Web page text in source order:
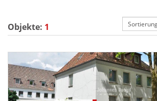
Objekte: 1